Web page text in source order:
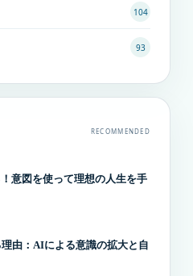
104
93
RECOMMENDED
意図を使って理想の人生を手
由：AIによる意識の拡大と自